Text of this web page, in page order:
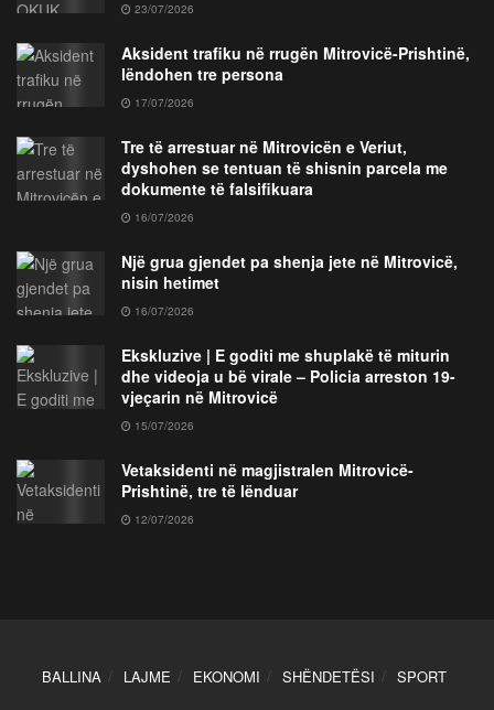
23/07/2026
Aksident trafiku në rrugën Mitrovicë-Prishtinë,
lëndohen tre persona
17/07/2026
Tre të arrestuar në Mitrovicën e Veriut,
dyshohen se tentuan të shisnin parcela me
dokumente të falsifikuara
16/07/2026
Një grua gjendet pa shenja jete në Mitrovicë,
nisin hetimet
16/07/2026
Ekskluzive | E goditi me shuplakë të miturin
dhe videoja u bë virale – Policia arreston 19-
vjeçarin në Mitrovicë
15/07/2026
Vetaksidenti në magjistralen Mitrovicë-
Prishtinë, tre të lënduar
12/07/2026
BALLINA LAJME EKONOMI SHËNDETËSI SPORT